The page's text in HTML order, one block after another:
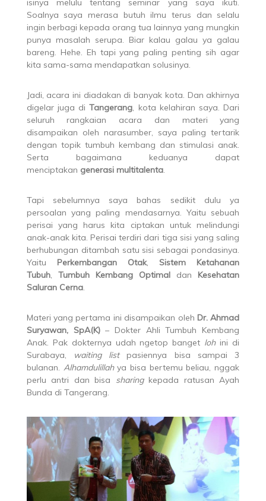
Soalnya saya merasa butuh ilmu terus dan selalu
ingin berbagi kepada orang tua lainnya yang mungkin
punya masalah serupa. Biar kalau galau ya galau
bareng. Hehe. Eh tapi yang paling penting sih agar
kita sama-sama mendapatkan solusinya.
Jadi, acara ini diadakan di banyak kota. Dan akhirnya
digelar juga diTangerang , kota kelahiran saya. Dari
seluruh rangkaian acara dan materi yang
disampaikan oleh narasumber, saya paling tertarik
dengan topik tumbuh kembang dan stimulasi anak.
Serta bagaimana keduanya dapat
menciptakan generasi multitalenta.
Tapi sebelumnya saya bahas sedikit dulu ya
persoalan yang paling mendasarnya. Yaitu sebuah
perisai yang harus kita ciptakan untuk melindungi
anak-anak kita. Perisai terdiri dari tiga sisi yang saling
berhubungan ditambah satu sisi sebagai pondasinya.
Yaitu Perkembangan Otak,Sistem Ketahanan
Tubuh, Tumbuh Kembang Optimal dan Kesehatan
Saluran Cerna.
Materi yang pertama ini disampaikan oleh Dr. Ahmad
Suryawan, SpA(K)– Dokter Ahli Tumbuh Kembang
Anak. Pak dokternya udah ngetop banget lohini di
Surabaya,
waiting listpasiennya bisa sampai 3
bulanan. Alhamdulillahya bisa bertemu beliau, nggak
perlu antri dan bisa sharingkepada ratusan Ayah
Bunda di Tangerang.